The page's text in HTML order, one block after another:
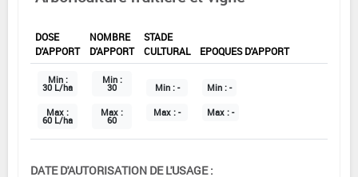
DOSE
D'APPORT
NOMBRE
D'APPORT
STADE
CULTURAL
EPOQUES D'APPORT
Min :
30 L/ha
Max :
60 L/ha
Min :
30
Max :
60
Min : -
Max : -
Min : -
Max : -
DATE D'AUTORISATION DE L'USAGE :